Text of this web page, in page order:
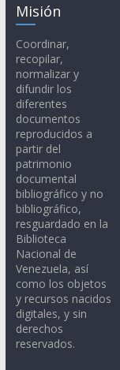
Misión
Coordinar,
recopilar,
normalizar y
difundir los
diferentes
documentos
reproducidos a
partir del
patrimonio
documental
bibliográfico y no
bibliográfico,
resguardado en la
Biblioteca
Nacional de
Venezuela, así
como los objetos
y recursos nacidos
digitales, y sin
derechos
reservados.